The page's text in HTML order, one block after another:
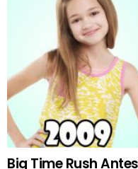
Big Time Rush